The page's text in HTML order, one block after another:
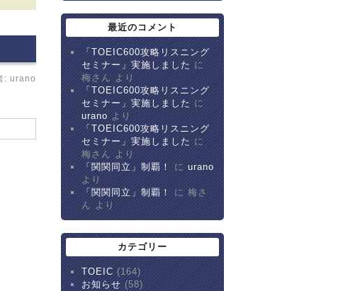
: urano
最近のコメント
「TOEIC600攻略リスニング
セミナー」実施しました に
梅さん より
「TOEIC600攻略リスニング
セミナー」実施しました に
urano より
「TOEIC600攻略リスニング
セミナー」実施しました に
梅さん より
「関関同立」制覇！
にurano
より
「関関同立」制覇！
に 梅さ
ん より
カテゴリー
TOEIC (164)
お知らせ (58)